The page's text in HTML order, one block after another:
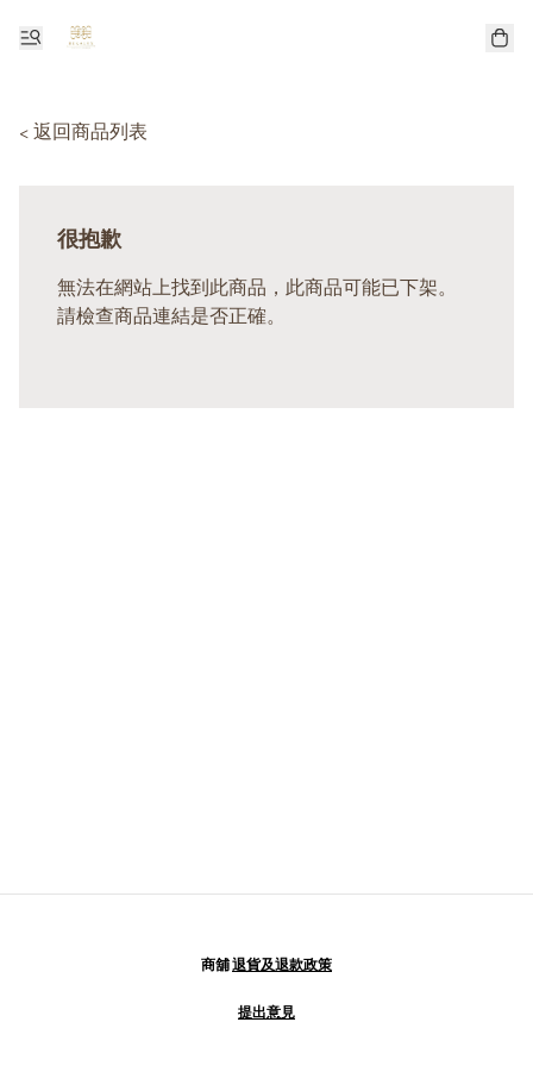
< 返回商品列表
很抱歉
無法在網站上找到此商品，此商品可能已下架。
請檢查商品連結是否正確。
商舖退貨及退款政策
提出意見